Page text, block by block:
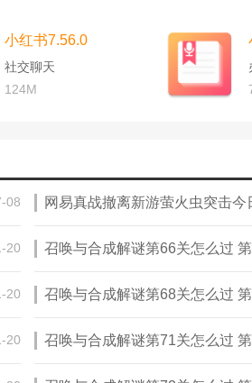
小红书7.56.0
社交聊天
124M
08 网易真战撤离新游萤火虫突击今
20
20
20